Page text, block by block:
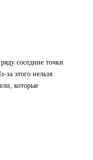
соседние точки
за этого нельзя
которые